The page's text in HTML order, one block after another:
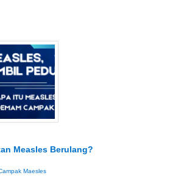
Measles Berulang?
Maesles